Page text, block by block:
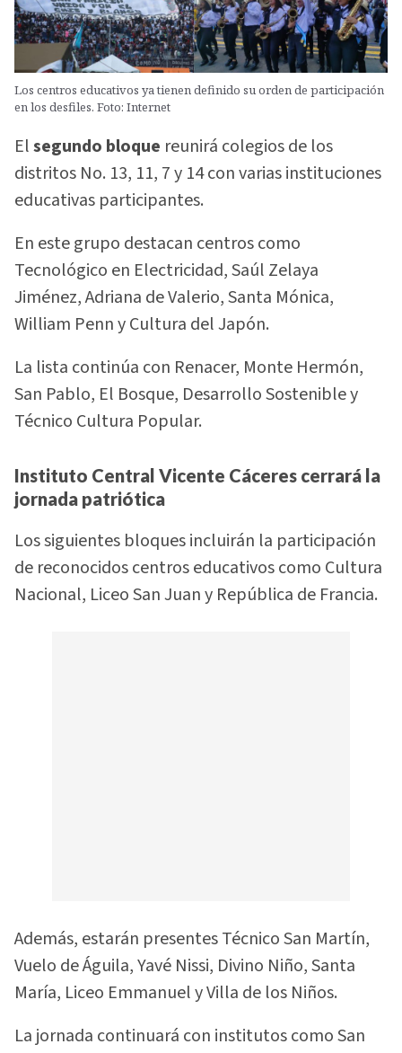
Los centros educativos ya tienen definido su orden de participación
en los desfiles. Foto: Internet
Elsegundo bloque reunirá colegios de los
distritos No. 13, 11, 7 y 14 con varias instituciones
educativas participantes.
En este grupo destacan centros como
Tecnológico en Electricidad, Saúl Zelaya
Jiménez, Adriana de Valerio, Santa Mónica,
William Penn y Cultura del Japón.
La lista continúa con Renacer, Monte Hermón,
San Pablo, El Bosque, Desarrollo Sostenible y
Técnico Cultura Popular.
Instituto Central Vicente Cáceres cerrará la
jornada patriótica
Los siguientes bloques incluirán la participación
de reconocidos centros educativos como Cultura
Nacional, Liceo San Juan y República de Francia.
Además, estarán presentes Técnico San Martín,
Vuelo de Águila, Yavé Nissi, Divino Niño, Santa
María, Liceo Emmanuel y Villa de los Niños.
La jornada continuará con institutos como San